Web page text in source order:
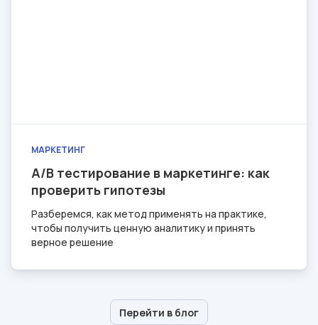
МАРКЕТИНГ
A/B тестирование в маркетинге: как
проверить гипотезы
Разберемся, как метод применять на практике,
чтобы получить ценную аналитику и принять
верное решение
Перейти в блог